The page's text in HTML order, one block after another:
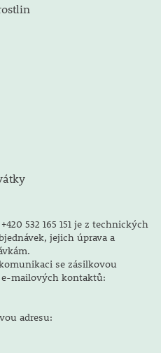
532 165 151 je z technických
jejich úprava a
se zásilkovou
mailových kontaktů:
adresu: